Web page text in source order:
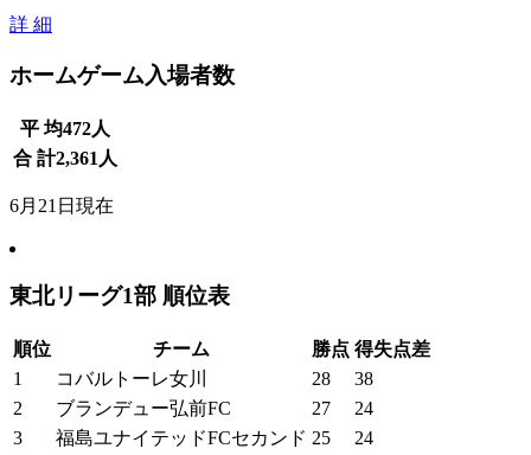
詳 細
ホームゲーム入場者数
平 均472人
合 計2,361 人
6月21日現在
東北リーグ1部 順位表
順位 チーム 勝点 得失点差
1
コバルトーレ女川 28
38
2
ブランデュー弘前FC 27
24
3
福島ユナイテッドFCセカンド 25
24